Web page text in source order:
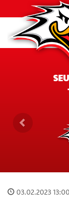
03.02.2023 13:00